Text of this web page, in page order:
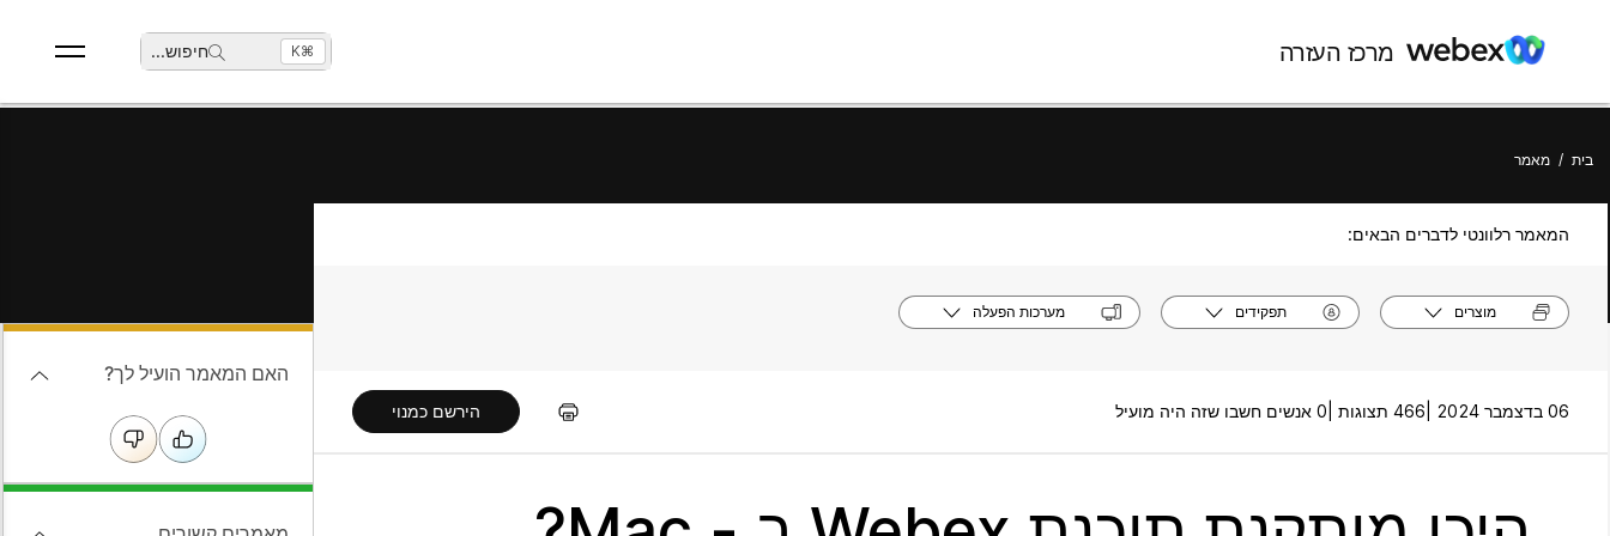
מרכז העזרה חיפוש... ⌘K
בית / מאמר
המאמר רלוונטי לדברים הבאים:
מוצרים תפקידים מערכות הפעלה
06 בדצמבר 2024 | 466 תצוגות | 0 אנשים חשבו שזה היה מועיל הירשם כמנוי
האם המאמר הועיל לך?